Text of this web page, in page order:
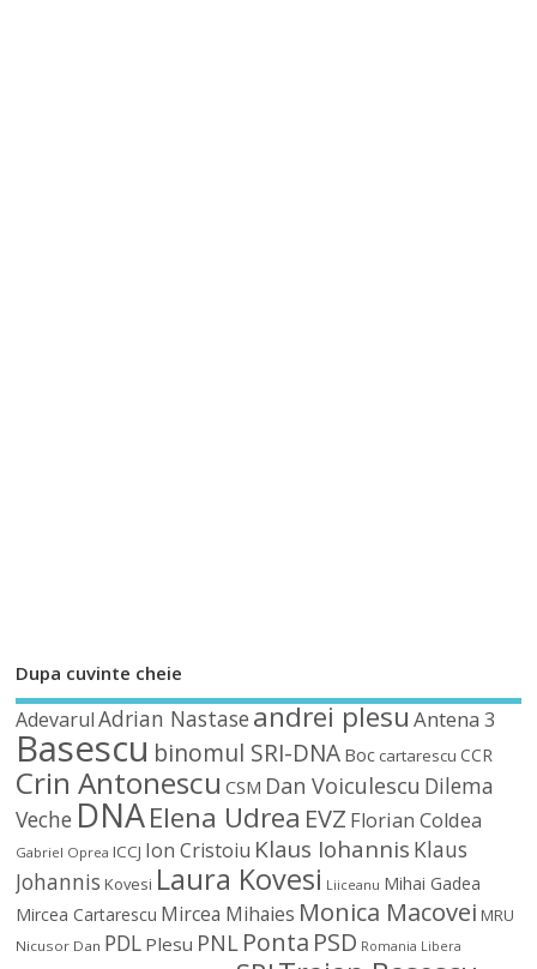
Dupa cuvinte cheie
Adevarul Adrian Nastase andrei plesu Antena 3
Basescu binomul SRI-DNA Boc cartarescu CCR
Crin Antonescu CSM Dan Voiculescu Dilema
Veche DNAElena Udrea EVZ Florian Coldea
Gabriel Oprea ICCJ Ion Cristoiu Klaus Iohannis Klaus
Johannis Kovesi Laura Kovesi Liiceanu Mihai Gadea
Mircea Cartarescu Mircea Mihaies Monica Macovei MRU
Nicusor Dan PDL Plesu PNL Ponta PSD Romania Libera